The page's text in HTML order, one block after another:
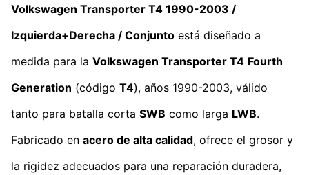
Volkswagen Transporter T4 1990-2003 /
Izquierda+Derecha / Conjunto está diseñado a
medida para la Volkswagen Transporter T4 Fourth
Generation (código T4), años 1990-2003, válido
tanto para batalla corta SWB como larga LWB.
Fabricado en acero de alta calidad, ofrece el grosor y
la rigidez adecuados para una reparación duradera,